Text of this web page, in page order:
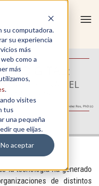
su computadora.
su experiencia
más
como a
más
.
visites
tus
una pequeña
que elijas.
No aceptar
DIGITAL:
Autores: Christian A. Estay, PhD. - Javier Fernández Ros, PhD (c)
el talento
LA LOCURA DEL
la tecnología ha generado
de distintos